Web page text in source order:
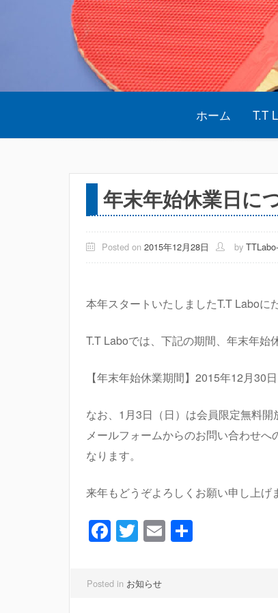
ホーム T.T
年末年始休業日に
Posted on 2015年12月28日 by
本年スタートいたしましたT.T Laboに
T.T Laboでは、下記の期間、年末年始
【年末年始休業期間】2015年12月30
なお、1月3日（日）は会員限定無料開
メールフォームからのお問い合わせ
なります。
来年もどうぞよろしくお願い申し上げ
Facebook
Twitter
Email
Posted in お知らせ